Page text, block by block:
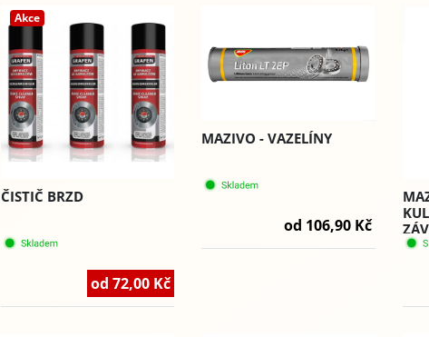
Akce
ČISTIČ BRZD
od 72,00 Kč
MAZIVO - VAZELÍNY
od 106,90 Kč